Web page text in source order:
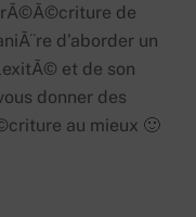
rÃ©Ã©criture de
d’aborder un
et de son
donner des
au mieux 🙂